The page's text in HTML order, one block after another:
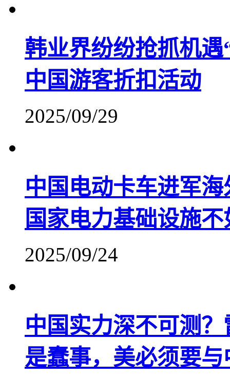
韩业界纷纷抢抓机
中国游客折扣活动
2025/09/29
中国电动卡车进军
国家电力基础设施
2025/09/24
中国实力深不可测
是蠢事，美必须要